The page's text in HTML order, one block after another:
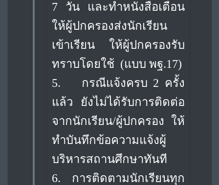
7 วัน และทำหนังสือเตือน
ให้ผู้ปกครองส่งนักเรียน
เข้าเรียน ให้ผู้ปกครองรับ
ทราบโดยใช้ (แบบ พฐ.17)
5.
กรณีแจ้งครบ 2 ครั้ง
แล้ว ยังไม่ได้รับการติดต่อ
จากนักเรียน/ผู้ปกครอง ให้
ทำบันทึกข้อความแจ้งผู้
บริหารสถานศึกษาทันที
6.
การติดตามนักเรียนทุก